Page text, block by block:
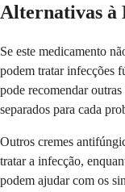
Alternativas à
Se este medicamento
podem tratar infecções
pode recomendar
separados para cada
Outros cremes
tratar a infecção,
podem ajudar com os